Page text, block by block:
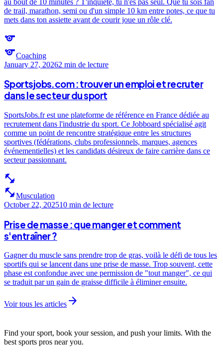
de trail, marathon, semi ou d'un simple 10 km entre potes, ce que tu
mets dans ton assiette avant de courir joue un rôle clé.
sports
sportsCoaching
January 27, 20262 min de lecture
Sportsjobs.com : trouver un emploi et recruter
dans le secteur du sport
SportsJobs.fr est une plateforme de référence en France dédiée au
recrutement dans l'industrie du sport. Ce Jobboard spécialisé agit
comme un point de rencontre stratégique entre les structures
sportives (fédérations, clubs professionnels, marques, agences
événementielles) et les candidats désireux de faire carrière dans ce
secteur passionnant.
fitness_center
fitness_centerMusculation
October 22, 202510 min de lecture
Prise de masse : que manger et comment
s'entraîner ?
Gagner du muscle sans prendre trop de gras, voilà le défi de tous les
sportifs qui se lancent dans une prise de masse. Trop souvent, cette
phase est confondue avec une permission de "tout manger", ce qui
se traduit par un gain de graisse difficile à éliminer ensuite.
Voir tous les articles arrow_forward
Find your sport, book your session, and push your limits. With the
best sports pros near you.